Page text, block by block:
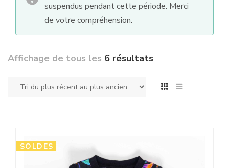
suspendus pendant cette période. Merci
de votre compréhension.
Affichage de tous les 6 résultats
SOLDES